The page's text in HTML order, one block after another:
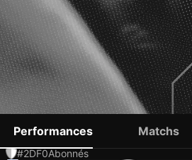
NORBERT
#2DF0Abonnés
Performances Matchs